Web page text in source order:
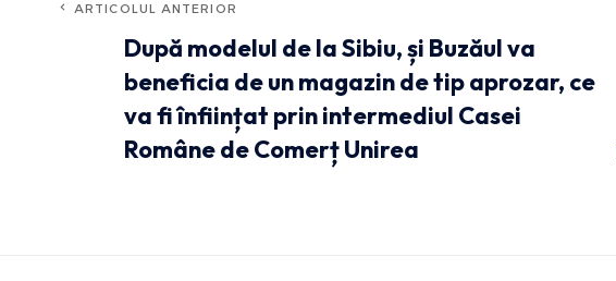
ARTICOLUL ANTERIOR
După modelul de la Sibiu, și Buzăul va
beneficia de un magazin de tip aprozar, ce
va fi înființat prin intermediul Casei
Române de Comerț Unirea